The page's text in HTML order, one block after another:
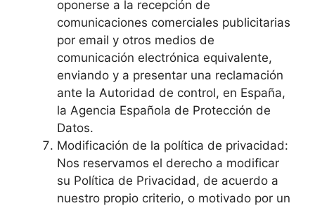
oponerse a la recepción de
comunicaciones comerciales publicitarias
por email y otros medios de
comunicación electrónica equivalente,
enviando y a presentar una reclamación
ante la Autoridad de control, en España,
la Agencia Española de Protección de
Datos.
Modificación de la política de privacidad:
Nos reservamos el derecho a modificar
su Política de Privacidad, de acuerdo a
nuestro propio criterio, o motivado por un